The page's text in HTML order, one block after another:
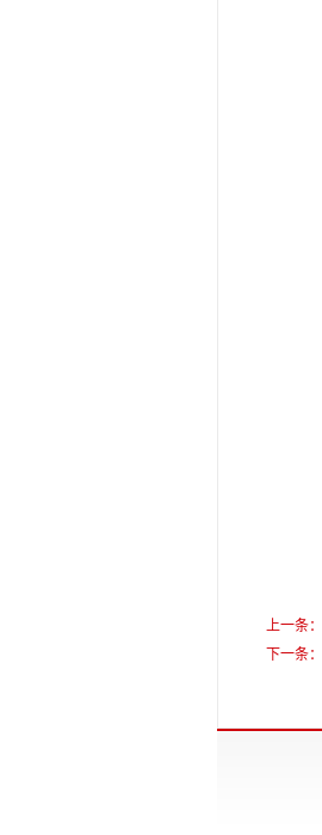
上一条：
下一条：